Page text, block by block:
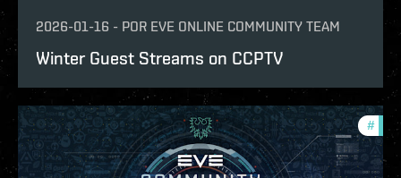
2026-01-16 - POR EVE ONLINE COMMUNITY TEAM
Winter Guest Streams on CCPTV
#